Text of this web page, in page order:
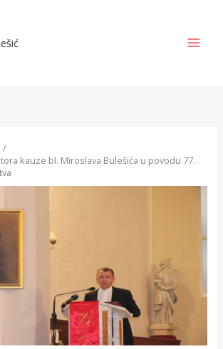
kauze bl. Miroslava Bulešića u povodu 77.